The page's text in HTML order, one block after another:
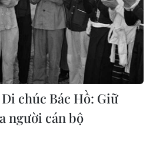
chúc Bác Hồ: Giữ
người cán bộ